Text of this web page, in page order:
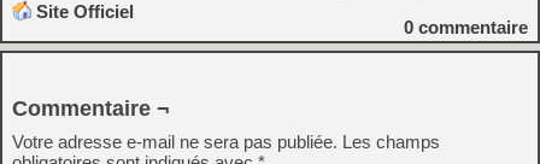
Site Officiel
0 commentaire
Commentaire ¬
Votre adresse e-mail ne sera pas publiée. Les champs